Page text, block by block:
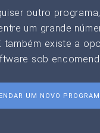
outro
um grande
também existe a
sob
UM NOVO